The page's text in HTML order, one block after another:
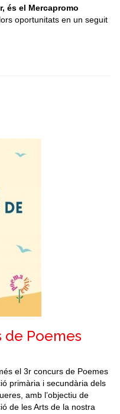
és el Mercapromo
oportunitats en un seguit
de Poemes
el 3r concurs de Poemes
primària i secundària dels
amb l’objectiu de
de les Arts de la nostra